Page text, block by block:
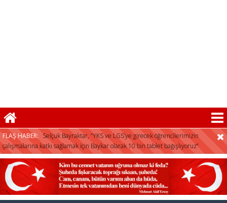
FLAŞ HABER: Selçuk Bayraktar, “YKS ve LGS’ye girecek öğrencilerimizin
çalışmalarına katkı sağlamak için Baykar olarak 10 bin tablet bağışlıyoruz”